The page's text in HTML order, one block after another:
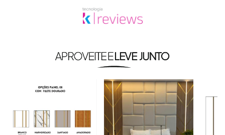
Produtos similares